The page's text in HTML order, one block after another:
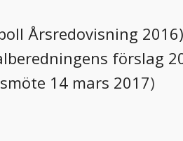
Årsredovisning
förslag
14 mars 2017)